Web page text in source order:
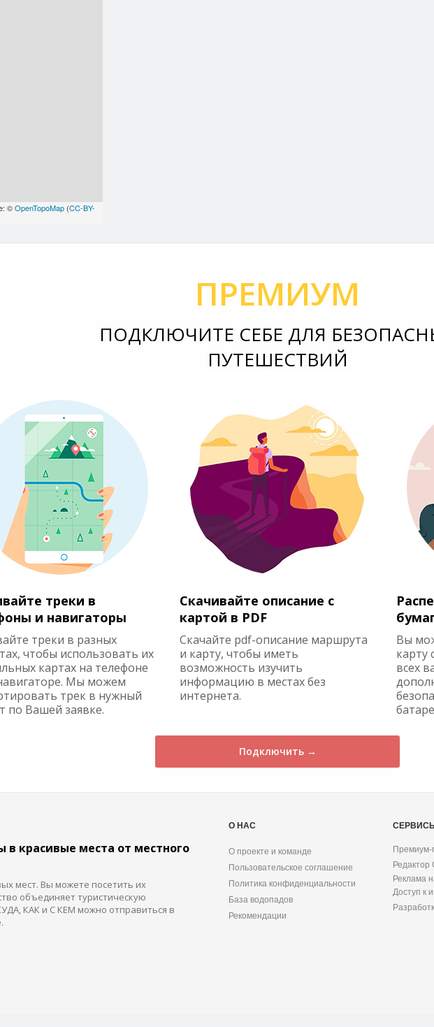
©OpenTopoMap (CC-BY-
ПРЕМИУМ
ПОДКЛЮЧИТЕ СЕБЕ ДЛЯ
ПУТЕШЕСТВИЙ
треки в
и навигаторы
треки в разных
чтобы использовать их
картах на телефоне
Мы можем
трек в нужный
по Вашей заявке.
Скачивайте описание с
картой в PDF
Скачайте pdf-описание маршрута
и карту, чтобы иметь
возможность изучить
информацию в местах без
интернета.
Вы
карту
всех
Подключить →
красивые места от местного
мест. Вы можете посетить их
объединяет туристическую
КАК и С КЕМ можно отправиться в
О НАС
О проекте и команде
Пользовательское соглашение
Политика конфиденциальности
База водопадов
Рекомендации
Премиум-
Редактор
Реклама
Доступ к